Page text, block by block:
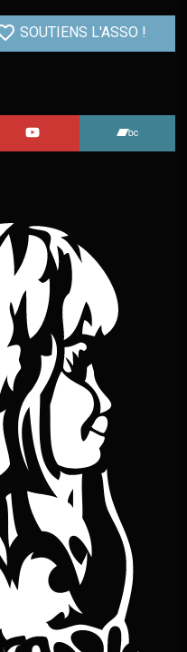
SOUTIENS L'ASSO !
sur Instagram
L'Embobineuse sur